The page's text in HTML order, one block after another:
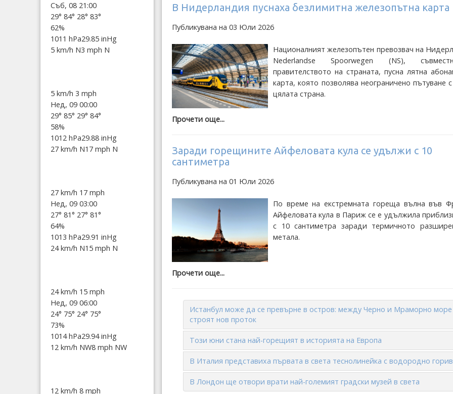
В Нидерландия пуснаха безлимитна железопътна карта
Публикувана на 03 Юли 2026
Националният железопътен превозвач на
Nederlandse Spoorwegen (NS),
правителството на страната, пусна лятна
карта, която позволява неограничено пътуване
цялата страна.
Прочети още...
Заради горещините Айфеловата кула се удължи с 10
сантиметра
Публикувана на 01 Юли 2026
По време на екстремната гореща вълна във
Айфеловата кула в Париж се е удължила
с 10 сантиметра заради термичното
метала.
Прочети още...
Истанбул може да се превърне в остров: между Черно и Мраморно море
строят нов проток
Този юни стана най-горещият в историята на Европа
В Италия представиха първата в света теснолинейка с водородно
В Лондон ще отвори врати най-големият градски музей в света
Съб, 08 21:00
29° 84° 28° 83°
62%
1011 hPa29.85 inHg
5 km/h N3 mph N
5 km/h 3 mph
Нед, 09 00:00
29° 85° 29° 84°
58%
1012 hPa29.88 inHg
27 km/h N17 mph N
27 km/h 17 mph
Нед, 09 03:00
27° 81° 27° 81°
64%
1013 hPa29.91 inHg
24 km/h N15 mph N
24 km/h 15 mph
Нед, 09 06:00
24° 75° 24° 75°
73%
1014 hPa29.94 inHg
12 km/h NW8 mph NW
12 km/h 8 mph